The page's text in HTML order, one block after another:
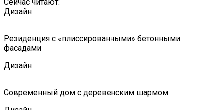
Сейчас читают:
Дизайн
Резиденция с «плиссированными» бетонными
фасадами
Дизайн
Современный дом с деревенским шармом